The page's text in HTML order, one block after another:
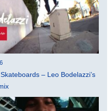
– Leo Bodelazzi’s